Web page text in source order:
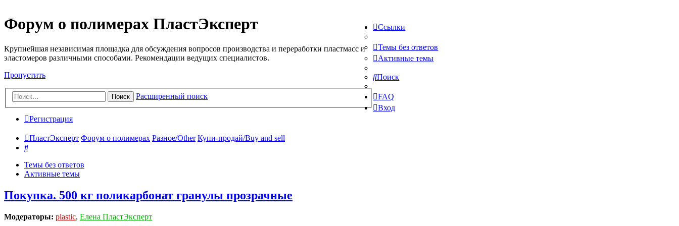
Форум о полимерах ПластЭксперт
Крупнейшая независимая площадка для обсуждения вопросов производства и переработки пластмасс и
эластомеров различными способами. Рекомендации ведущих специалистов.
Пропустить
Поиск Расширенный поиск
Ссылки
Темы без ответов
Активные темы
Поиск
FAQ
Вход
Регистрация
ПластЭксперт Форум о полимерах Разное/Other Купи-продай/Buy and sell
Поиск
Темы без ответов
Активные темы
Покупка. 500 кг поликарбонат гранулы прозрачные
Модераторы: plastic, Елена ПластЭксперт